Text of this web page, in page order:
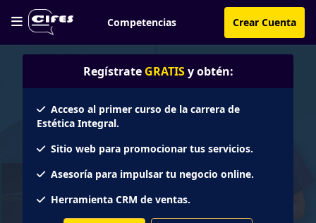
Competencias Crear Cuenta
Regístrate GRATIS y obtén:
Acceso al primer curso de la carrera de
Estética Integral.
Sitio web para promocionar tus servicios.
Asesoría para impulsar tu negocio online.
Herramienta CRM de ventas.